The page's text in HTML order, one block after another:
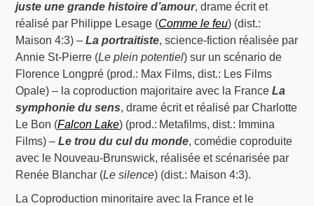
juste une grande histoire d’amour, drame écrit et
réalisé par Philippe Lesage (Comme le feu) (dist.:
Maison 4:3) –La portraitiste, science-fiction réalisée par
Annie St-Pierre (Le plein potentiel) sur un scénario de
Florence Longpré (prod.: Max Films, dist.: Les Films
Opale) – la coproduction majoritaire avec la FranceLa
symphonie du sens, drame écrit et réalisé par Charlotte
Le Bon (Falcon Lake) (prod.: Metafilms, dist.: Immina
Films) –Le trou du cul du monde, comédie coproduite
avec le Nouveau-Brunswick, réalisée et scénarisée par
Renée Blanchar (Le silence) (dist.: Maison 4:3).
La Coproduction minoritaire avec la France et le